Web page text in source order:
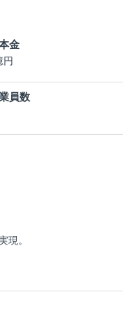
金
円
員数
。